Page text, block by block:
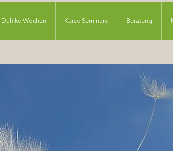
Dahlke Wochen Kurse|Seminare Beratung